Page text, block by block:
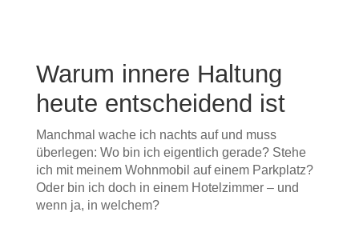
Warum innere Haltung
heute entscheidend ist
Manchmal wache ich nachts auf und muss
überlegen: Wo bin ich eigentlich gerade? Stehe
ich mit meinem Wohnmobil auf einem Parkplatz?
Oder bin ich doch in einem Hotelzimmer – und
wenn ja, in welchem?